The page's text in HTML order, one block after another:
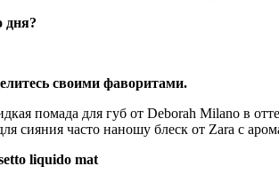
дня?
своими фаворитами.
помада для губ от Deborah Milano в
сияния часто наношу блеск от Zara с
liquido mat